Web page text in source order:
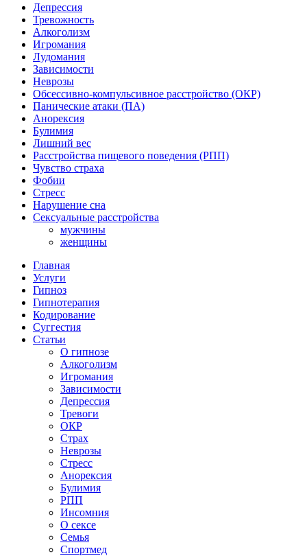
Депрессия
Тревожность
Алкоголизм
Игромания
Лудомания
Зависимости
Неврозы
Обсессивно-компульсивное расстройство (ОКР)
Панические атаки (ПА)
Анорексия
Булимия
Лишний вес
Расстройства пищевого поведения (РПП)
Чувство страха
Фобии
Стресс
Нарушение сна
Сексуальные расстройства
мужчины
женщины
Главная
Услуги
Гипноз
Гипнотерапия
Кодирование
Суггестия
Статьи
О гипнозе
Алкоголизм
Игромания
Зависимости
Депрессия
Тревоги
ОКР
Страх
Неврозы
Стресс
Анорексия
Булимия
РПП
Инсомния
О сексе
Семья
Спортмед